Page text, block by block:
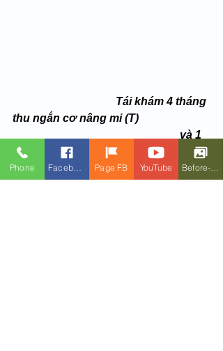
Tái khám 4 tháng
thu ngắn cơ nâng mi (T)
tháng cắt tạo nếp mí(P)
Phone Page FB YouTube